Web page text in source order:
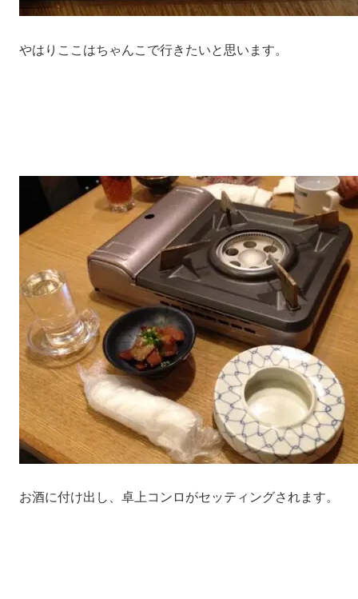
やはりここはちゃんこで行きたいと思います。
お酒に付け出し、卓上コンロがセッティングされます。